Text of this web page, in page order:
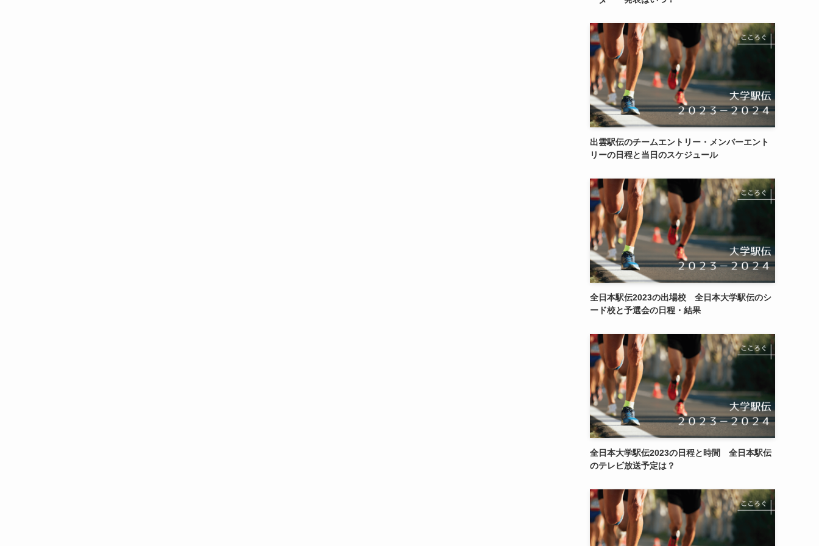
出雲駅伝のチームエントリー・メンバーエント
リーの日程と当日のスケジュール
全日本駅伝2023の出場校 全日本大学駅伝のシ
ード校と予選会の日程・結果
全日本大学駅伝2023の日程と時間 全日本駅伝
のテレビ放送予定は？